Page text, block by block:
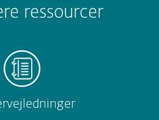
ressourcer